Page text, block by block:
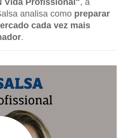
Vida Profissional", a
analisa como preparar
cada vez mais
.